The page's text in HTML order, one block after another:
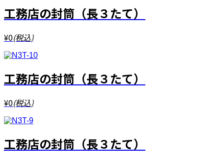
工務店の封筒（長３たて）
¥0(税込)
工務店の封筒（長３たて）
¥0(税込)
工務店の封筒（長３たて）